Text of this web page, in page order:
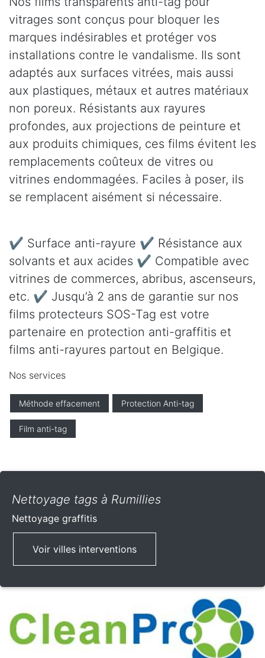
vitrages sont conçus pour bloquer les
marques indésirables et protéger vos
installations contre le vandalisme. Ils sont
adaptés aux surfaces vitrées, mais aussi
aux plastiques, métaux et autres matériaux
non poreux. Résistants aux rayures
profondes, aux projections de peinture et
aux produits chimiques, ces films évitent les
remplacements coûteux de vitres ou
vitrines endommagées. Faciles à poser, ils
se remplacent aisément si nécessaire.
✔ Surface anti-rayure ✔ Résistance aux
solvants et aux acides ✔ Compatible avec
vitrines de commerces, abribus, ascenseurs,
etc. ✔ Jusqu’à 2 ans de garantie sur nos
films protecteurs SOS-Tag est votre
partenaire en protection anti-graffitis et
films anti-rayures partout en Belgique.
Nos services
Méthode effacement Protection Anti-tag
Film anti-tag
Nettoyage tags à Rumillies
Nettoyage graffitis
Voir villes interventions